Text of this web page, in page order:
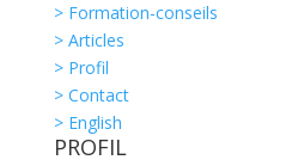
> Formation-conseils
> Articles
> Profil
> Contact
> English
PROFIL